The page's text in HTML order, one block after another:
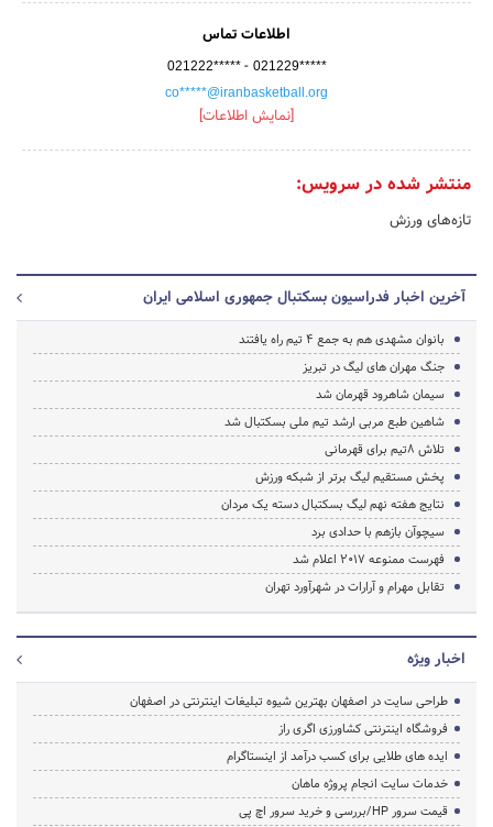
اطلاعات تماس
021222***** - 021229*****
co*****@iranbasketball.org
[نمایش اطلاعات]
منتشر شده در سرویس:
تازه‌های ورزش
آخرین اخبار فدراسیون بسکتبال جمهوری اسلامی ایران
بانوان مشهدی هم به جمع 4 تیم راه یافتند
جنگ مهران های لیگ در تبریز
سیمان شاهرود قهرمان شد
شاهین طبع مربی ارشد تیم ملی بسکتبال شد
تلاش 8تیم برای قهرمانی
پخش مستقیم لیگ برتر از شبکه ورزش
نتایج هفته نهم لیگ بسکتبال دسته یک مردان
سیچوآن بازهم با حدادی برد
فهرست ممنوعه 2017 اعلام شد
تقابل مهرام و آرارات در شهرآورد تهران
اخبار ویژه
طراحی سایت در اصفهان بهترین شیوه تبلیغات اینترنتی در اصفهان
فروشگاه اینترنتی کشاورزی اگری راز
ایده های طلایی برای کسب درآمد از اینستاگرام
خدمات سایت انجام پروژه ماهان
قیمت سرور HP/بررسی و خرید سرور اچ پی